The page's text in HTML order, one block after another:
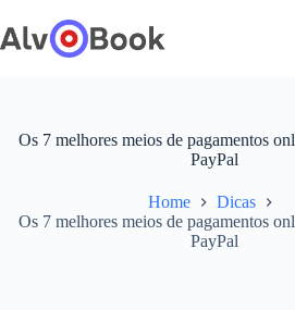
para
o
Os 7 melhores meios de pagamentos
PayPal
Home
Dicas
Os 7 melhores meios de pagamentos
PayPal